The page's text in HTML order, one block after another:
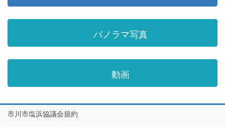
パノラマ写真
動画
市川市塩浜協議会規約